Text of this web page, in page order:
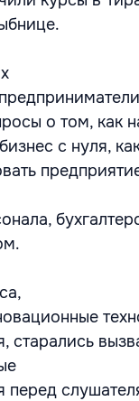
о том, как
с нуля,
старались
перед